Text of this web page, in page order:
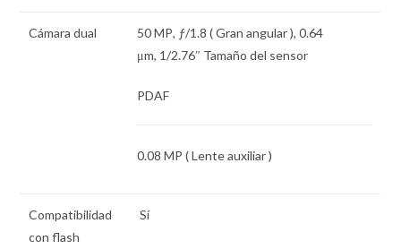
Cámara dual 50 MP, ƒ/1.8 ( Gran angular ),0.64
μm, 1/2.76″ Tamaño del sensor
PDAF
0.08 MP ( Lente auxiliar )
Compatibilidad
con flash
Sí